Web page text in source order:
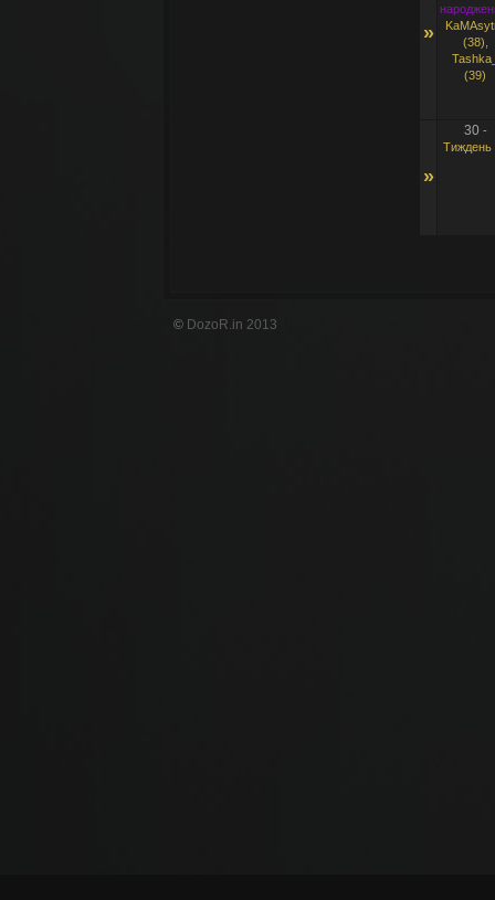
»
(38)
(39)
»
30-
Тиждень
© DozoR.in 2013